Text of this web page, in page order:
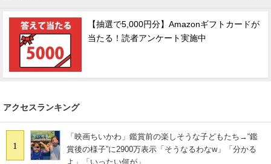
【抽選で5,000円分】Amazonギフトカードが
当たる！読者アンケート実施中
アクセスランキング
1
「映画ちいかわ」鑑賞前の楽しそうな子どもたち→“鑑
賞後の様子”に2900万表示「そうなるわなw」「分かる
よ」「いったい何が」